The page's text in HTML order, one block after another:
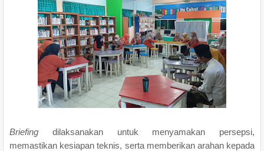
Briefing dilaksanakan untuk menyamakan persepsi,
memastikan kesiapan teknis, serta memberikan arahan kepada